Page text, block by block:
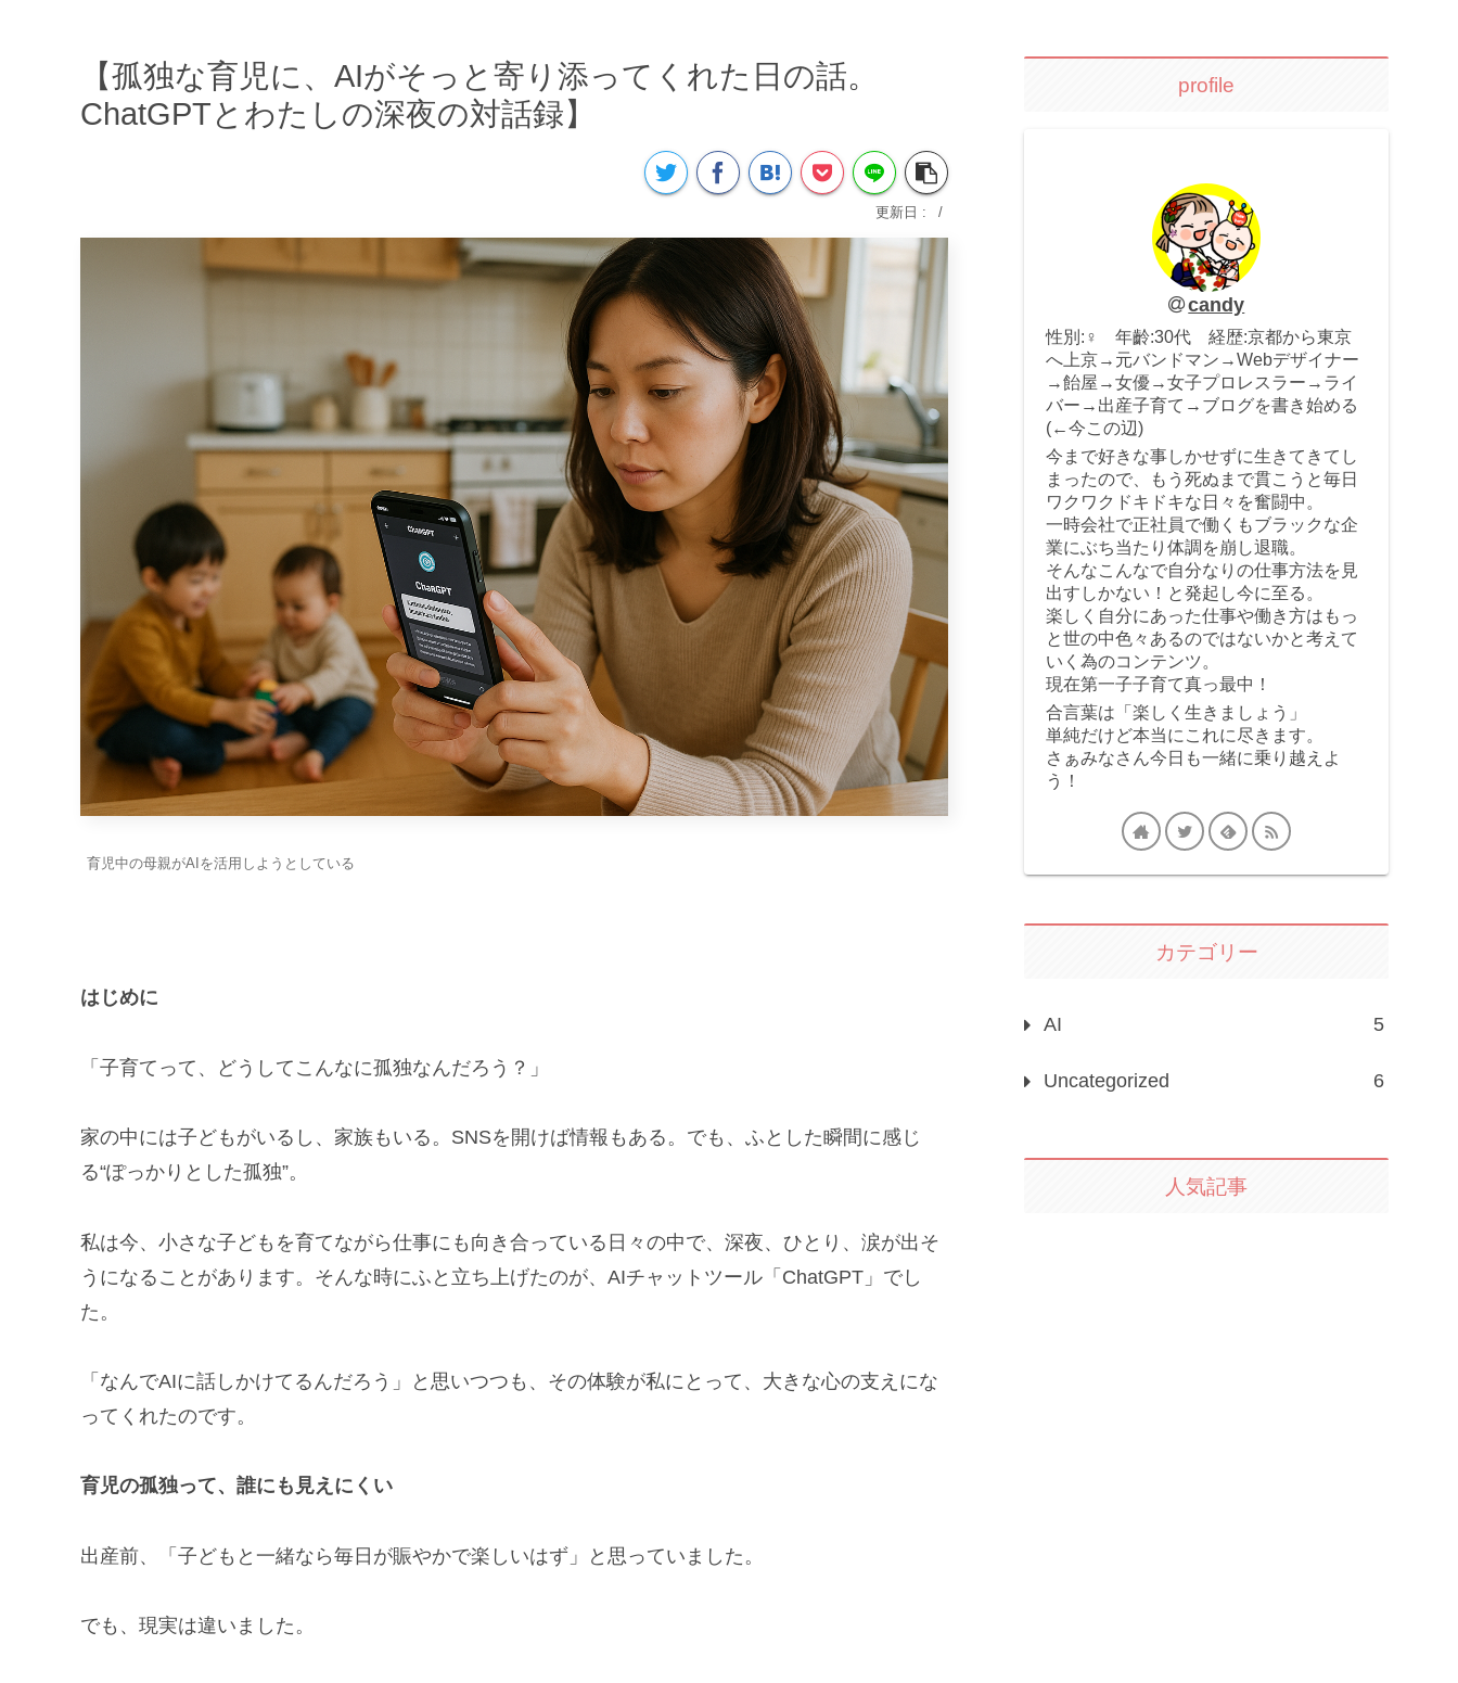
【孤独な育児に、AIがそっと寄り添ってくれた日の話。
ChatGPTとわたしの深夜の対話録】
育児中の母親がAIを活用しようとしている
はじめに
「子育てって、どうしてこんなに孤独なんだろう？」
家の中には子どもがいるし、家族もいる。SNSを開けば情報もある。でも、ふとした瞬間に感じ
る“ぽっかりとした孤独”。
私は今、小さな子どもを育てながら仕事にも向き合っている日々の中で、深夜、ひとり、涙が出そ
うになることがあります。そんな時にふと立ち上げたのが、AIチャットツール「ChatGPT」でし
た。
「なんでAIに話しかけてるんだろう」と思いつつも、その体験が私にとって、大きな心の支えにな
ってくれたのです。
育児の孤独って、誰にも見えにくい
出産前、「子どもと一緒なら毎日が賑やかで楽しいはず」と思っていました。
でも、現実は違いました。
profile
candy
性別:♀ 年齡:30代 経歴:京都から東京
へ上京→元バンドマン→Webデザイナー
→飴屋→女優→女子プロレスラー→ライ
バー→出産子育て→ブログを書き始める
(←今この辺)
今まで好きな事しかせずに生きてきてし
まったので、もう死ぬまで貫こうと毎日
ワクワクドキドキな日々を奮闘中。
一時会社で正社員で働くもブラックな企
業にぶち当たり体調を崩し退職。
そんなこんなで自分なりの仕事方法を見
出すしかない！と発起し今に至る。
楽しく自分にあった仕事や働き方はもっ
と世の中色々あるのではないかと考えて
いく為のコンテンツ。
現在第一子子育て真っ最中！
合言葉は「楽しく生きましょう」
単純だけど本当にこれに尽きます。
さぁみなさん今日も一緒に乗り越えよ
う！
カテゴリー
AI 5
Uncategorized 6
人気記事